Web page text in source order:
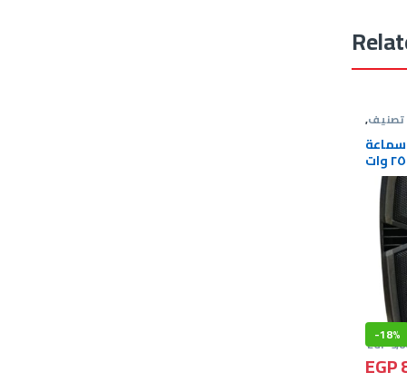
تصنيف,
-18%
EGP
EGP